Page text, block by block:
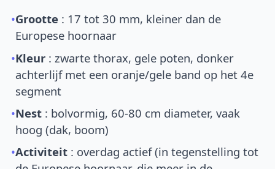
•Grootte : 17 tot 30 mm, kleiner dan de
Europese hoornaar
•Kleur : zwarte thorax, gele poten, donker
achterlijf met een oranje/gele band op het 4e
segment
•Nest : bolvormig, 60-80 cm diameter, vaak
hoog (dak, boom)
•Activiteit : overdag actief (in tegenstelling tot